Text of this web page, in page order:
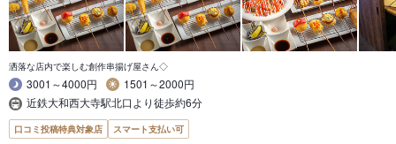
洒落な店内で楽しむ創作串揚げ屋さん◇
3001～4000円
1501～2000円
近鉄大和西大寺駅北口より徒歩約6分
口コミ投稿特典対象店 スマート支払い可